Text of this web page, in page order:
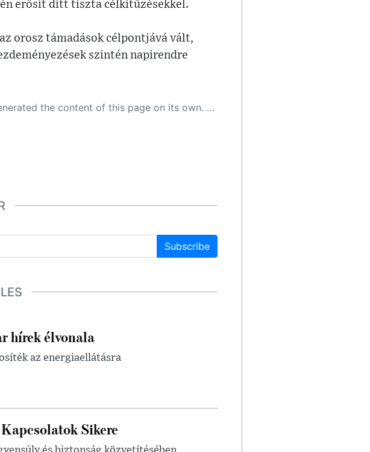
erősít ditt tiszta célkitűzésekkel.
orosz támadások célpontjává vált,
szintén napirendre
for you to function as an informed and educated citizen. Please keep in mind, however, that this system is an evolving technology, and as a result, the article may contain accidental inaccuracies or errors. We urge you to help us improve our site by reporting any inaccuracies you find using the "
Subscribe
hírek élvonala
az energiaellátásra
Sikere